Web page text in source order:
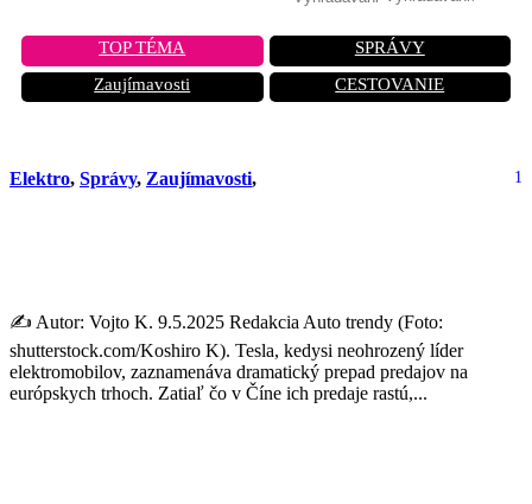
TOP TÉMA
SPRÁVY
Zaujímavosti
CESTOVANIE
Elektro, Správy, Zaujímavosti, 1
✍️ Autor: Vojto K. 9.5.2025 Redakcia Auto trendy (Foto:
shutterstock.com/Koshiro K). Tesla, kedysi neohrozený líder
elektromobilov, zaznamenáva dramatický prepad predajov na
európskych trhoch. Zatiaľ čo v Číne ich predaje rastú,...